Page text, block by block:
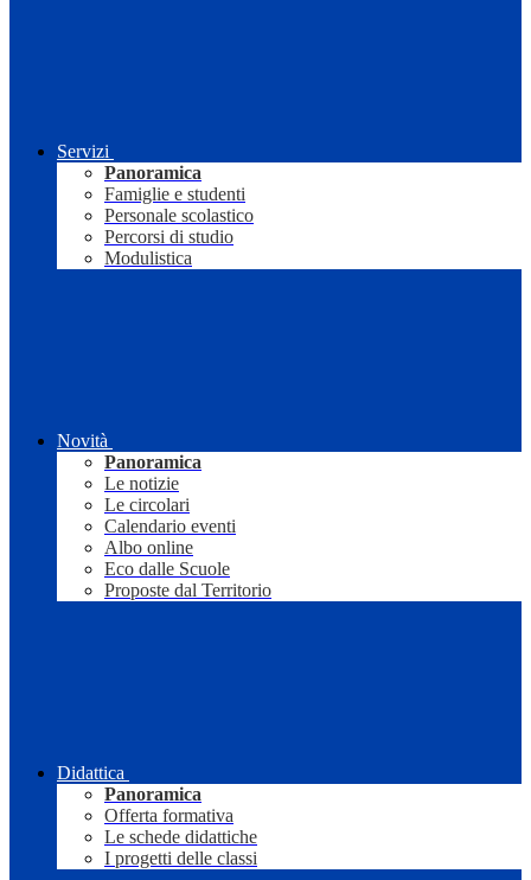
Servizi
Panoramica
Famiglie e studenti
Personale scolastico
Percorsi di studio
Modulistica
Novità
Panoramica
Le notizie
Le circolari
Calendario eventi
Albo online
Eco dalle Scuole
Proposte dal Territorio
Didattica
Panoramica
Offerta formativa
Le schede didattiche
I progetti delle classi